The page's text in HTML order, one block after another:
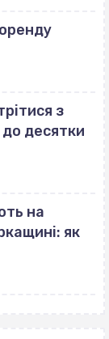
з
десятки
на
як